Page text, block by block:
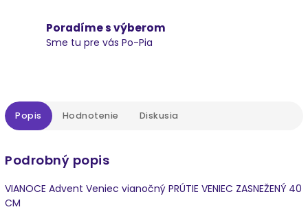
Poradíme s výberom
Sme tu pre vás Po-Pia
Popis Hodnotenie Diskusia
Podrobný popis
VIANOCE Advent Veniec vianočný PRÚTIE VENIEC ZASNEŽENÝ 40
CM